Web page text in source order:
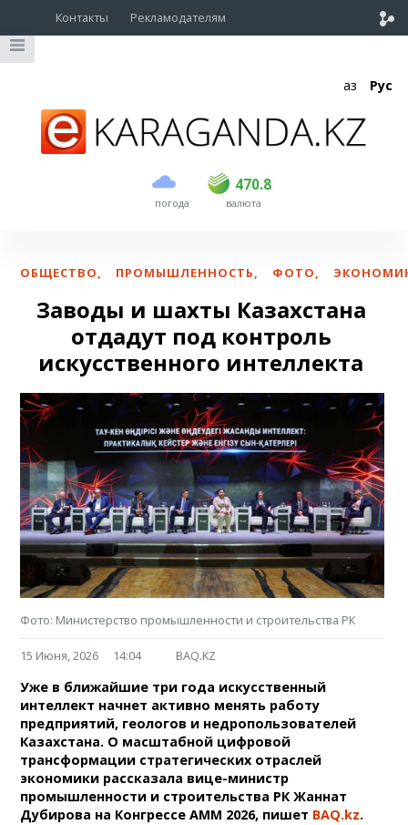
Контакты Рекламодателям
Қаз Рус
погода
470.8
USD 468.5 470.8
EUR валюта
ОБЩЕСТВО, ПРОМЫШЛЕННОСТЬ, ФОТО,
Заводы и шахты Казахстана
отдадут под контроль
искусственного интеллекта
Фото: Министерство промышленности и строительства РК
15 Июня, 2026 14:04 BAQ.KZ
Уже в ближайшие три года искусственный
интеллект начнет активно менять работу
предприятий, геологов и недропользователей
Казахстана. О масштабной цифровой
трансформации стратегических отраслей
экономики рассказала вице-министр
промышленности и строительства РК Жаннат
Дубирова на Конгрессе AMM 2026, пишет BAQ.kz.